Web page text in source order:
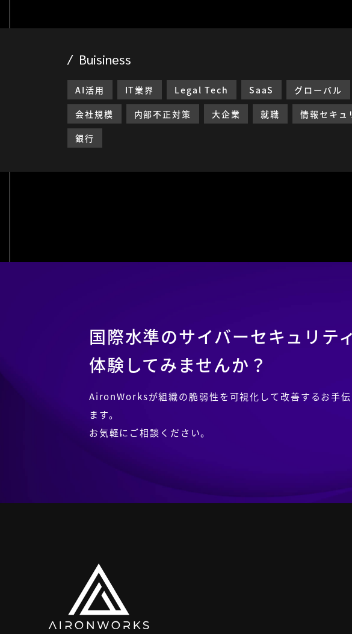
Buisiness
AI活用 IT業界 Legal Tech SaaS グローバル
会社規模
内部不正対策 大企業 就職 情報セキュ
銀行
国際水準のサイバーセキュリテ
体験してみませんか？
AironWorksが組織の脆弱性を可視化して改善するお手
ます。
お気軽にご相談ください。